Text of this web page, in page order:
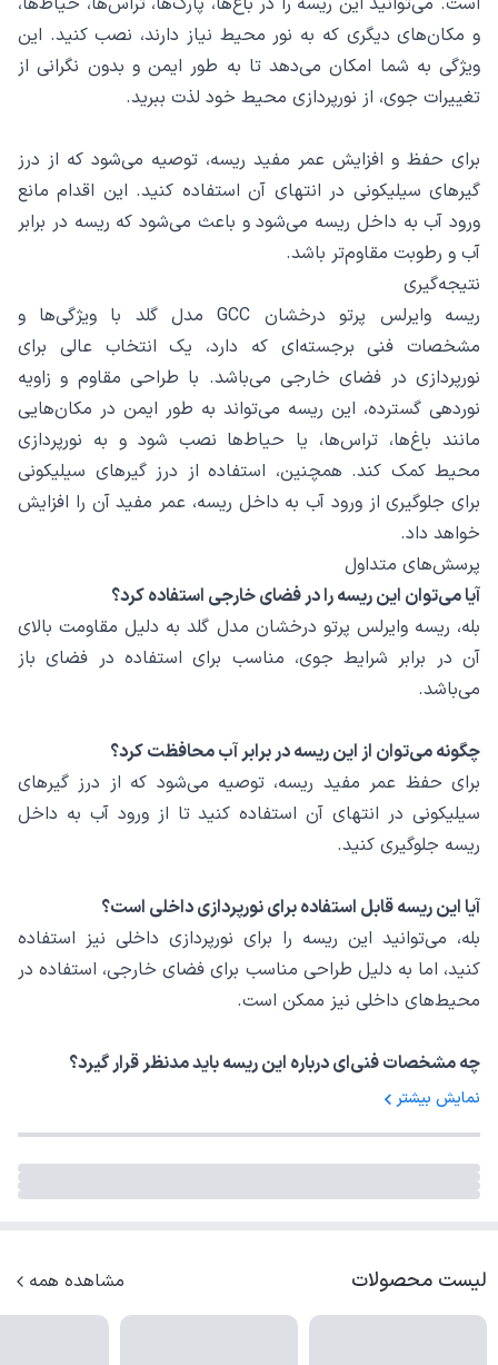
و مکان‌های دیگری که به نور محیط نیاز دارند، نصب کنید. این
ویژگی به شما امکان می‌دهد تا به طور ایمن و بدون نگرانی از
تغییرات جوی، از نورپردازی محیط خود لذت ببرید.
برای حفظ و افزایش عمر مفید ریسه، توصیه می‌شود که از درز
گیرهای سیلیکونی در انتهای آن استفاده کنید. این اقدام مانع
ورود آب به داخل ریسه می‌شود و باعث می‌شود که ریسه در برابر
آب و رطوبت مقاوم‌تر باشد.
نتیجه‌گیری
ریسه وایرلس پرتو درخشان GCC مدل گلد با ویژگی‌ها و
مشخصات فنی برجسته‌ای که دارد، یک انتخاب عالی برای
نورپردازی در فضای خارجی می‌باشد. با طراحی مقاوم و زاویه
نوردهی گسترده، این ریسه می‌تواند به طور ایمن در مکان‌هایی
مانند باغ‌ها، تراس‌ها، یا حیاط‌ها نصب شود و به نورپردازی
محیط کمک کند. همچنین، استفاده از درز گیرهای سیلیکونی
برای جلوگیری از ورود آب به داخل ریسه، عمر مفید آن را افزایش
خواهد داد.
پرسش‌های متداول
آیا می‌توان این ریسه را در فضای خارجی استفاده کرد؟
بله، ریسه وایرلس پرتو درخشان مدل گلد به دلیل مقاومت بالای
آن در برابر شرایط جوی، مناسب برای استفاده در فضای باز
می‌باشد.
چگونه می‌توان از این ریسه در برابر آب محافظت کرد؟
برای حفظ عمر مفید ریسه، توصیه می‌شود که از درز گیرهای
سیلیکونی در انتهای آن استفاده کنید تا از ورود آب به داخل
ریسه جلوگیری کنید.
آیا این ریسه قابل استفاده برای نورپردازی داخلی است؟
بله، می‌توانید این ریسه را برای نورپردازی داخلی نیز استفاده
کنید، اما به دلیل طراحی مناسب برای فضای خارجی، استفاده در
محیط‌های داخلی نیز ممکن است.
چه مشخصات فنی‌ای درباره این ریسه باید مدنظر قرار گیرد؟
مشخصات فنی این ریسه شامل ابعاد، وزن، رنگ بدنه، جنس،
نمایش بیشتر
لیست محصولات مشاهده همه